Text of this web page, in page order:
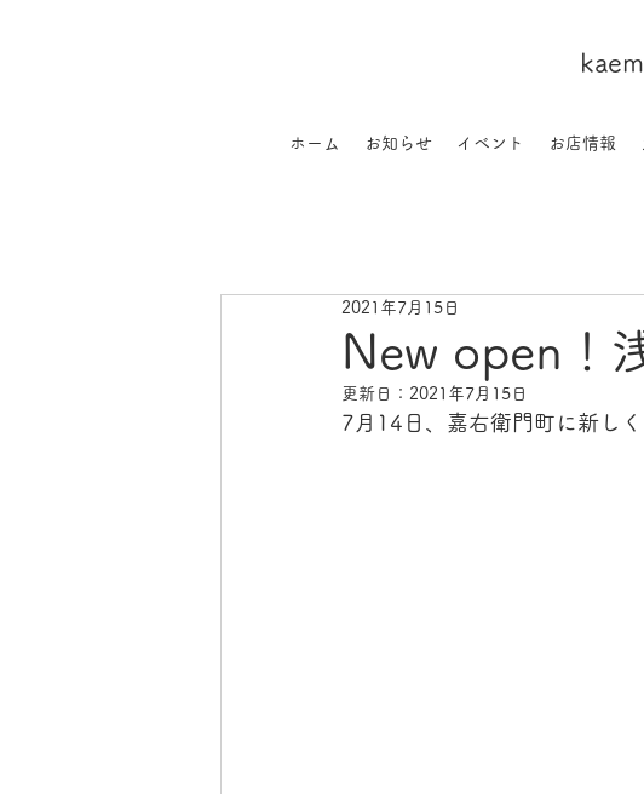
ホーム お知らせ イベント お店情報
New open！
2021年7月15日
更新日： 2021年7月15日
7月14日、嘉右衛門町に新し